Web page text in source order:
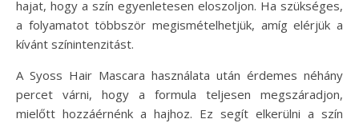
hajat, hogy a szín egyenletesen eloszoljon. Ha szükséges,
a folyamatot többször megismételhetjük, amíg elérjük a
kívánt színintenzitást.
A Syoss Hair Mascara használata után érdemes néhány
percet várni, hogy a formula teljesen megszáradjon,
mielőtt hozzáérnénk a hajhoz. Ez segít elkerülni a szín